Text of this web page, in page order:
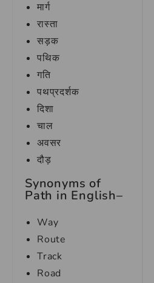
मार्ग
रास्ता
सड़क
पथिक
गति
पथप्रदर्शक
दिशा
चाल
अवसर
दौड़
Synonyms of
Path in English–
Way
Route
Track
Road